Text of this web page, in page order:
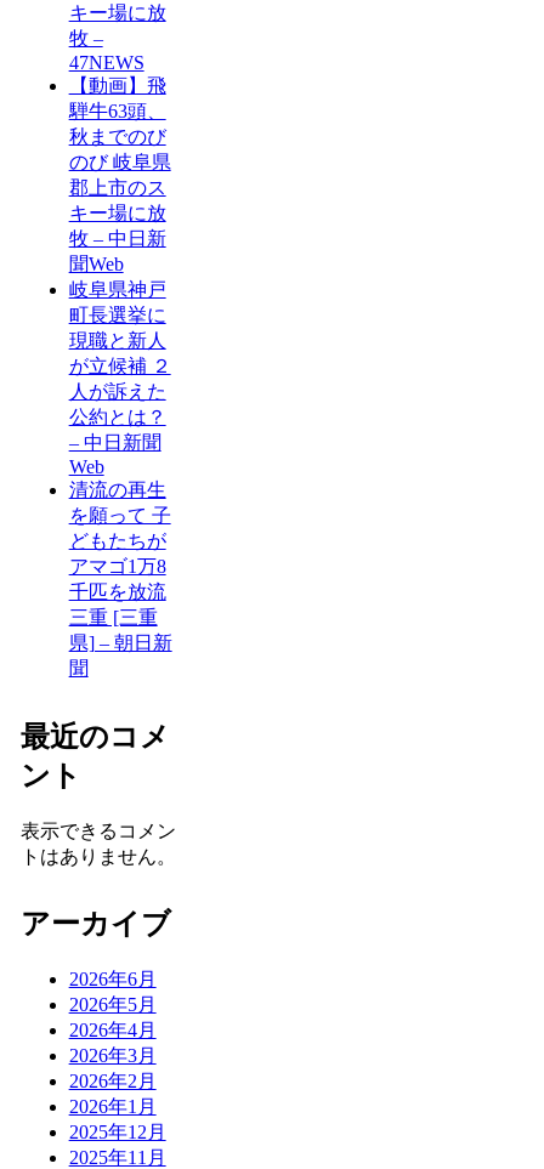
キー場に放
牧 –
47NEWS
【動画】飛
騨牛63頭、
秋までのび
のび 岐阜県
郡上市のス
キー場に放
牧 – 中日新
聞Web
岐阜県神戸
町長選挙に
現職と新人
が立候補 ２
人が訴えた
公約とは？
– 中日新聞
Web
清流の再生
を願って 子
どもたちが
アマゴ1万8
千匹を放流
三重 [三重
県] – 朝日新
聞
最近のコメ
ント
表示できるコメン
トはありません。
アーカイブ
2026年6月
2026年5月
2026年4月
2026年3月
2026年2月
2026年1月
2025年12月
2025年11月